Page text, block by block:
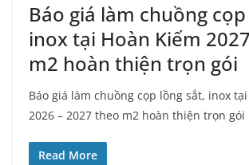
Báo giá làm chuồng
inox tại Hoàn Kiếm
m2 hoàn thiện trọn gói
Báo giá làm chuồng cọp lồng sắt, inox
2026 – 2027 theo m2 hoàn thiện trọn gói
Read More